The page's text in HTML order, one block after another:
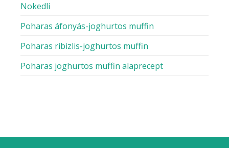
Nokedli
Poharas áfonyás-joghurtos muffin
Poharas ribizlis-joghurtos muffin
Poharas joghurtos muffin alaprecept